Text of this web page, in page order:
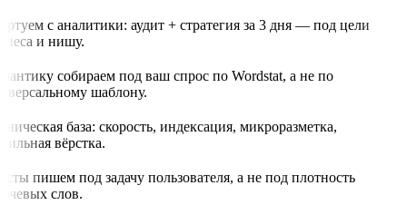
с аналитики: аудит + стратегия за 3 дня — под цели
и нишу.
собираем под ваш спрос по Wordstat, а не по
шаблону.
база: скорость, индексация, микроразметка,
вёрстка.
пишем под задачу пользователя, а не под плотность
слов.